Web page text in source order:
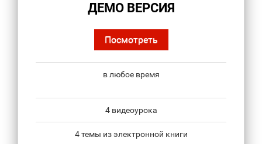
ДЕМО ВЕРСИЯ
Посмотреть
в любое время
4 видеоурока
4 темы из электронной книги